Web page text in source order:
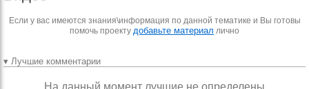
Если у вас имеются знания\информация по данной тематике и Вы готовы
помочь проекту добавьте материал лично
▾ Лучшие комментарии
На данный момент лучшие не определены